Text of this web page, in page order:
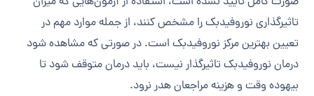
تاثیرگذاری نوروفیدبک را مشخص کنند، از جمله موارد مهم در
تعیین بهترین مرکز نوروفیدبک است. در صورتی که مشاهده شود
درمان نوروفیدبک تاثیرگذار نیست، باید درمان متوقف شود تا
بیهوده وقت و هزینه مراجعان هدر نرود.